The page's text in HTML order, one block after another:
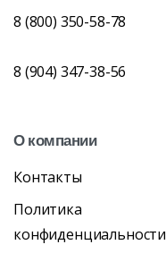
8 (800) 350-58-78
8 (904) 347-38-56
Окомпании
Контакты
Политика
конфиденциальности